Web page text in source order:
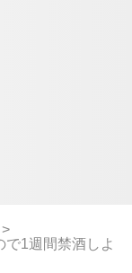
1週間禁酒しよ